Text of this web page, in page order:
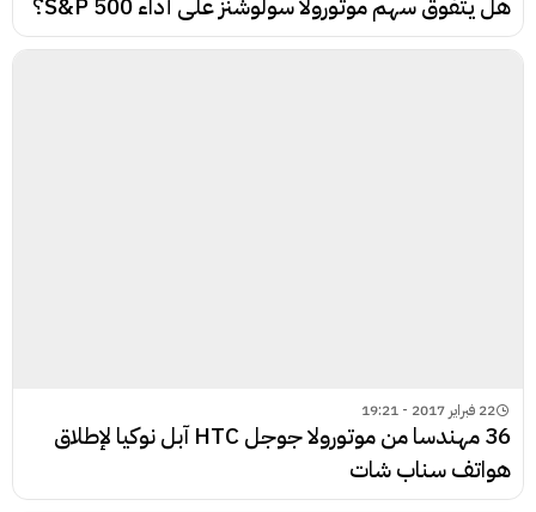
22 فبراير 2017 - 19:21
36 مهندسا من موتورولا جوجل HTC آبل نوكيا لإطلاق
هواتف سناب شات